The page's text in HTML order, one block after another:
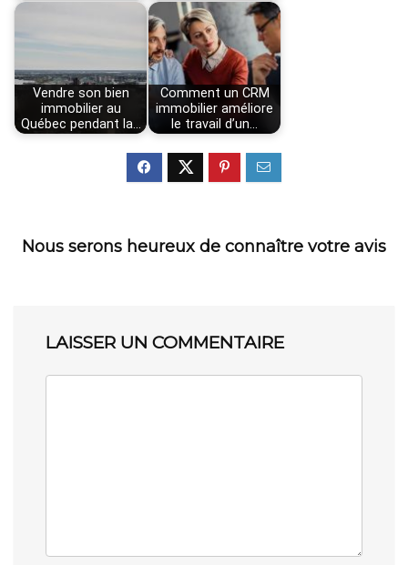
Vendre son bien
immobilier au
Québec pendant la…
Comment un CRM
immobilier améliore
le travail d’un…
Nous serons heureux de connaître votre avis
LAISSER UN COMMENTAIRE